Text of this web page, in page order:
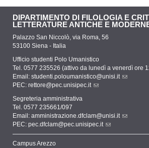
DIPARTIMENTO DI FILOLOGIA E
LETTERATURE ANTICHE E
Palazzo San Niccolò, via Roma, 56
53100 Siena - Italia
Ufficio studenti Polo Umanistico
Tel. 0577 235526 (attivo da lunedì a venerdì ore
Email: studenti.poloumanistico@unisi.it
PEC: rettore@pec.unisipec.it
Segreteria amministrativa
Tel. 0577 235661/097
Email: amministrazione.dfclam@unisi.it
PEC: pec.dfclam@pec.unisipec.it
Campus Arezzo